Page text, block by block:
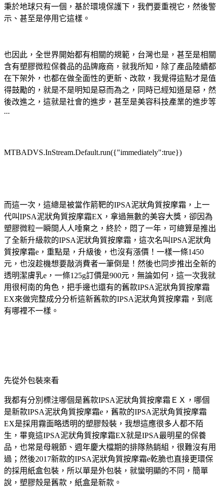
秉於地球只有一個，基於環境保護下，我們要重視它，然後警
示、甚至是停用它這樣。
也因此，全世界開始都有相關的規範，台灣也是，甚至是相關
含有塑膠微粒保養品的品牌廠商，就我所知，除了產品陸續都
在下架外，也都在做全面性的更新、改款，我覺得這點才是值
得鼓勵的，就是不是明知是惡而為之，同時已經知道是惡，然
後改進之，這就是社會的進步，甚至是美容科技產業的進步等
...
MTBADVS.InStream.Default.run({"immediately":true})
而這一次，這總是被當作箭靶的IPSA泥狀角質按摩霜，上一
代叫IPSA泥狀角質按摩霜EX，拿過無數的美容大獎，卻因為
塑膠微粒一瞬間人人唾棄之，終於，悶了一年，可總算是推出
了全新升級款的IPSA泥狀角質按摩霜，這次名叫IPSA泥狀角
質按摩霜e，重點是，升級後，也沒有漲價！一樣一條1450
元，也沒趁機想要敲消費者一筆倒是！然後也同步推出全新的
透明潔膚乳e，一條125g訂價是900元，無論如何，這一次我就
用很柯南的角色，把手邊也還有的舊款IPSA泥狀角質按摩霜
EX來做完整成分分析這新舊款的IPSA泥狀角質按摩霜，到底
有哪裡不一樣。
先從外包裝來看
我都有分別標注哪個是舊款IPSA泥狀角質按摩霜ＥＸ，哪個
是新款IPSA泥狀角質按摩霜e，舊款的IPSA泥狀角質按摩霜
EX是採用霧面略透明的塑膠殼裝，我想這應很多人都不陌
生，畢竟這IPSA泥狀角質按摩霜EX就是IPSA最明星的保養
品，也常是母親節、週年慶大檔期的排隊熱銷組，很難沒有用
過；然後2017新款的IPSA泥狀角質按摩霜e乾脆也直接更環保
的採用紙盒包裝，所以單是外包裝，就蠻明顯的不同，簡單
說，塑膠殼是舊款，紙盒是新款。